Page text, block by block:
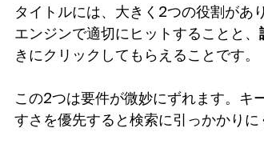
タイトルには、大きく2つの役割があ
エンジンで適切にヒットすることと、
きにクリックしてもらえることです。
この2つは要件が微妙にずれます。キ
すさを優先すると検索に引っかかりに